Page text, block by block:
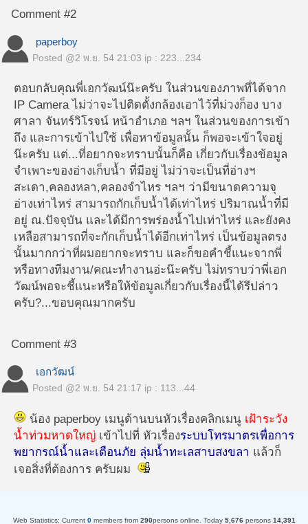
Comment #2
paperboy
Posted @2 พ.ย. 54 21:03 ip : 223...234
ตอบกลับคุณพี่เอกวัฒน์น๊ะครับ ในส่วนของภาพที่ได้จาก
IP Camera ไม่ว่าจะไปติดตั้งกล้องเอาไว้ที่ม่วงก็อง บาง
ศาลา จันทร์วิโรจน์ หน้าอำเภอ ฯลฯ ในส่วนของการเข้า
ถึง และการเข้าไปใช้ เพื่อหาข้อมูลนั้น ก็พอจะเข้าใจอยู่
น๊ะครับ แต่...ที่อยากจะทราบนั้นก็คือ เกี่ยวกับเรื่องข้อมูล
จำเพาะของอ่างเก็บน้ำ ที่มีอยู่ ไม่ว่าจะเป็นที่อ่างฯ
สะเดา,คลองหลา,คลองจำไหร ฯลฯ ว่ามีขนาดความจุ
อ่างเท่าไหร่ สามารถกักเก็บน้ำได้เท่าไหร่ ปริมาณน้ำที่มี
อยู่ ณ.ปัจจุบัน และได้มีการพร่องน้ำไปเท่าไหร่ และยังคง
เหลือสามารถที่จะกักเก็บน้ำได้อีกเท่าไหร่ เป็นข้อมูลตรง
นั้นมากกว่าที่ผมอยากจะทราบ และก็ขอคำชี้แนะจากพี่
หรือทางทีมงาน/คณะทำงานอ่ะน๊ะครับ ไม่ทราบว่าพี่เอก
วัฒน์พอจะชี้แนะหรือให้ข้อมูลเกี่ยวกับเรื่องนี้ได้รึปล่าว
ครับ?...ขอบคุณมากครับ
Comment #3
เอกวัฒน์
Posted @2 พ.ย. 54 21:17 ip : 113...44
น้อง paperboy เมนูด้านบนหัวเรื่องคลิกเมนู เฝ้าระวัง
น้ำท่วมหาดใหญ่ เข้าไปที่ หัวเรื่องระบบโทรมาตรเพื่อการ
พยากรณ์น้ำและเตือนภัย ลุ่มน้ำทะเลสาบสงขลา แล้วก็
เจอสิ่งที่ต้องการ ครับผม
Web Statistics: Current 0members from 290persons online. Today 5,676persons 14,391